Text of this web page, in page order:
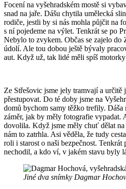
Focení na vyšehradském mostě si
snad na jaře. Dášu chytila umělecká
rodiče, jestli by si nás mohla půjčit na
s ní pojedeme na výlet. Tenkrát se po
Nebylo to zvykem. Občas se zajelo do
údolí. Ale tou dobou ještě bývaly
aut. Když už, tak lidé měli spíš motorky
Ze Střešovic jsme jely tramvají a určitě
přestupovat. Do té doby jsme na
domů bychom samy těžko trefily. Dáša
záměr, jak by měly fotografie vypadat.
dovolila. Když jsme měly chuť dělat na
nám to zatrhla. Asi věděla, že tudy
roli i starost o naši bezpečnost. Tenkrát
nechodil, a kdo ví, v jakém stavu byly
Jiné dva snímky Dagmar